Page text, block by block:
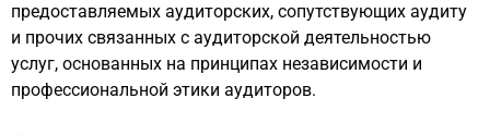
предоставляемых аудиторских, сопутствующих аудиту
и прочих связанных с аудиторской деятельностью
услуг, основанных на принципах независимости и
профессиональной этики аудиторов.